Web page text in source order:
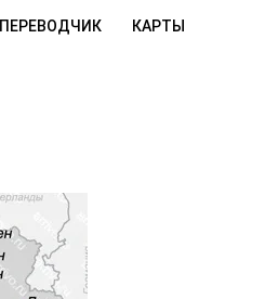
ПЕРЕВОДЧИК КАРТЫ